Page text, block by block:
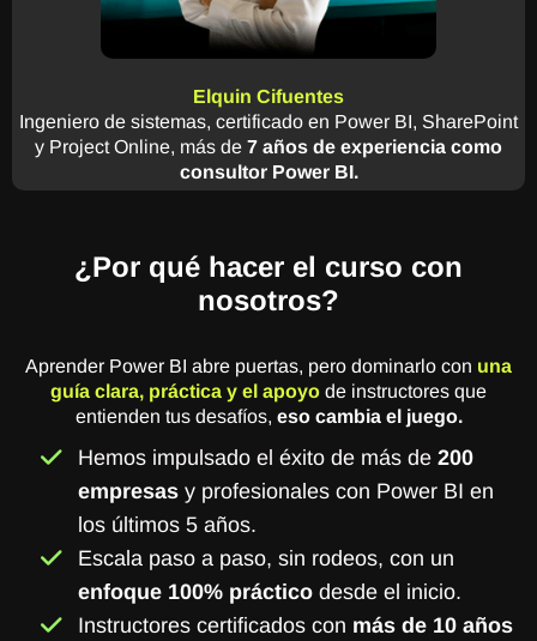
Elquin Cifuentes
Ingeniero de sistemas, certificado en Power BI, SharePoint
y Project Online, más de 7 años de experiencia como
consultor Power BI.
¿Por qué hacer el curso con
nosotros?
Aprender Power BI abre puertas, pero dominarlo con una
guía clara, práctica y el apoyo de instructores que
entienden tus desafíos, eso cambia el juego.
Hemos impulsado el éxito de más de 200
empresas y profesionales con Power BI en
los últimos 5 años.
Escala paso a paso, sin rodeos, con un
enfoque 100% práctico desde el inicio.
Instructores certificados con más de 10 años